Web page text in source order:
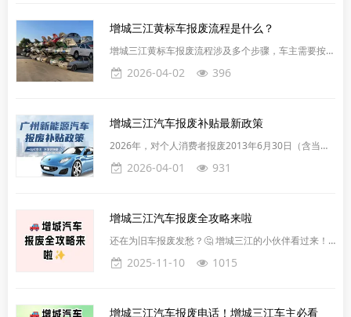
必要的文件。对于私人车辆，需要准备身份证复印件、
机动车行驶证原件和机动车登记证书原件。对于单位车
辆，则需要提供营业执照复印件并加盖公章、机动车行
驶证原件和机动车登记证书
增城三江黄标车报废流程是什么？
增城三江黄标车报废流程涉及多个步骤，车主需要按顺
序进行：第一步，车主需联系增城三江报废回收企业办
理，电话：020-81818171。第二步，准备车辆和车主
验员分别查验车辆，确认车辆唯一性。随后，车辆将被
拆解，五大总成（车身/车架、发动机、方向机、变速
器、后桥）会被送交破碎企业，车顶、车身部分将被拆
解，并提供三张
2026-04-02 396
增城三江汽车报废补贴最新政策
2026年，对个人消费者报废2013年6月30日（含当
日，下同）前注册登记的汽油乘用车、2015年6月30
日前注册登记的柴油及其他燃料乘用车，或2019年12
的新能源乘用车或2.0升及以下排量的燃油乘用车，给
予一次性补贴。对报废上述符合条件旧车并购买新能源
乘用车的，按新车销售价格（价税合计，下同）的12
2026-04-01 931
增城三江汽车报废全攻略来啦
还在为旧车报废发愁？🤔 增城三江的小伙伴看过来！
手把手教你轻松搞定汽车报废流程，省时又省心～1️⃣
准备材料✅ 身份证原件+复印件✅ 行驶证、登记证书✅
2025-11-10 1015
增城三江汽车报废电话！增城三江车主必看